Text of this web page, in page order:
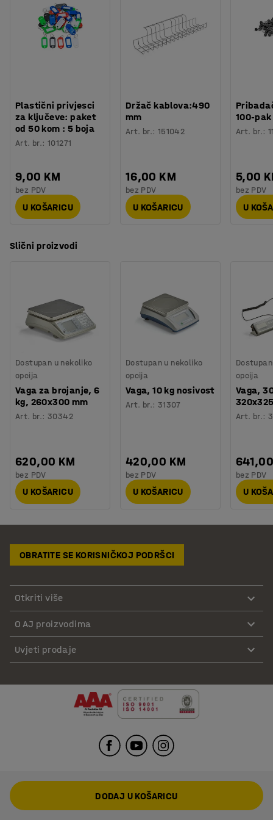
Plastični privjesci
za ključeve: paket
od 50 kom : 5 boja
Art. br.:101271
9,00 KM
bez PDV
U KOŠARICU
Držač kablova:490
mm
Art. br.: 151042
16,00 KM
bez PDV
U KOŠARICU
100-pak
Art. br.:
5,00
bez PDV
U
Slični proizvodi
Dostupan u nekoliko
opcija
Vaga za brojanje, 6
kg, 260x300 mm
Art. br.:30342
620,00 KM
bez PDV
U KOŠARICU
Dostupan u nekoliko
opcija
Vaga, 10 kg nosivost
Art. br.: 31307
420,00 KM
bez PDV
U KOŠARICU
opcija
Vaga,
Art. br.:
bez PDV
U
OBRATITE SE KORISNIČKOJ PODRŠCI
Otkriti više
O AJ proizvodima
Uvjeti prodaje
DODAJ U KOŠARICU